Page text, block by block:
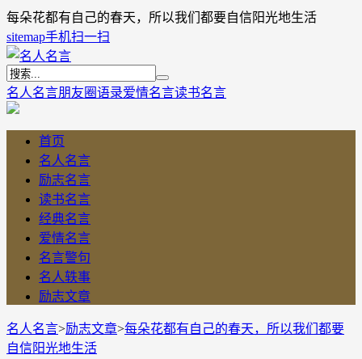
每朵花都有自己的春天，所以我们都要自信阳光地生活
sitemap手机扫一扫
名人名言朋友圈语录爱情名言读书名言
首页
名人名言
励志名言
读书名言
经典名言
爱情名言
名言警句
名人轶事
励志文章
名人名言>励志文章>每朵花都有自己的春天，所以我们都要
自信阳光地生活